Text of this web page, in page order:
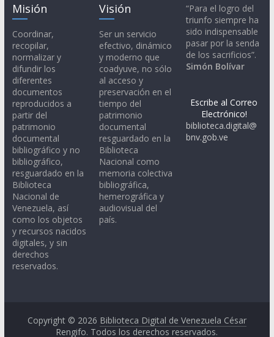
Misión
Coordinar,
recopilar,
normalizar y
difundir los
diferentes
documentos
reproducidos a
partir del
patrimonio
documental
bibliográfico y no
bibliográfico,
resguardado en la
Biblioteca
Nacional de
Venezuela, así
como los objetos
y recursos nacidos
digitales, y sin
derechos
reservados.
Visión
Ser un servicio
efectivo, dinámico
y moderno que
coadyuve, no sólo
al acceso y
preservación en el
tiempo del
patrimonio
documental
resguardado en la
Biblioteca
Nacional como
memoria colectiva
bibliográfica,
hemerográfica y
audiovisual del
país.
“Para el logro del
triunfo siempre ha
sido indispensable
pasar por la senda
de los sacrificios”.
Simón Bolívar
Escribe al Correo
Electrónico!
biblioteca.digital@
bnv.gob.ve
Copyright © 2026 Biblioteca Digital de Venezuela César
Rengifo. Todos los derechos reservados.